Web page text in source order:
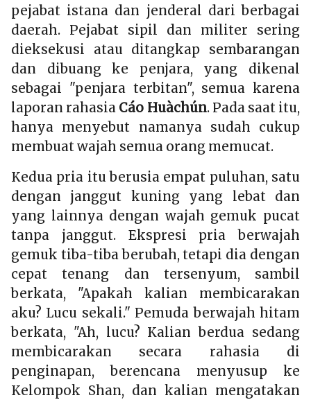
pejabat istana dan jenderal dari berbagai
daerah. Pejabat sipil dan militer sering
dieksekusi atau ditangkap sembarangan
dan dibuang ke penjara, yang dikenal
sebagai "penjara terbitan", semua karena
laporan rahasia Cáo Huàchún. Pada saat itu,
hanya menyebut namanya sudah cukup
membuat wajah semua orang memucat.
Kedua pria itu berusia empat puluhan, satu
dengan janggut kuning yang lebat dan
yang lainnya dengan wajah gemuk pucat
tanpa janggut. Ekspresi pria berwajah
gemuk tiba-tiba berubah, tetapi dia dengan
cepat tenang dan tersenyum, sambil
berkata, "Apakah kalian membicarakan
aku? Lucu sekali." Pemuda berwajah hitam
berkata, "Ah, lucu? Kalian berdua sedang
membicarakan secara rahasia di
penginapan, berencana menyusup ke
Kelompok Shan, dan kalian mengatakan